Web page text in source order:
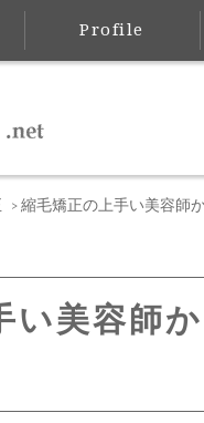
Profile
> 縮毛矯正の上手い美容師
い美容師